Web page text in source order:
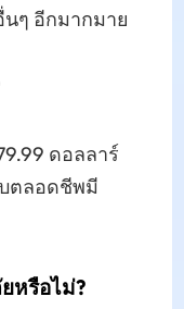
นๆ อีกมากมาย
ดอลลาร์
ตลอดชีพมี
หรือไม่?